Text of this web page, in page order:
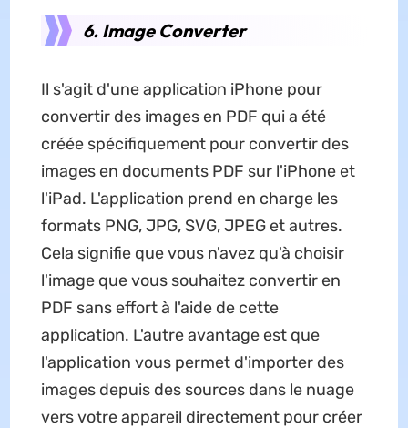
6. Image Converter
Il s'agit d'une application iPhone pour
convertir des images en PDF qui a été
créée spécifiquement pour convertir des
images en documents PDF sur l'iPhone et
l'iPad. L'application prend en charge les
formats PNG, JPG, SVG, JPEG et autres.
Cela signifie que vous n'avez qu'à choisir
l'image que vous souhaitez convertir en
PDF sans effort à l'aide de cette
application. L'autre avantage est que
l'application vous permet d'importer des
images depuis des sources dans le nuage
vers votre appareil directement pour créer